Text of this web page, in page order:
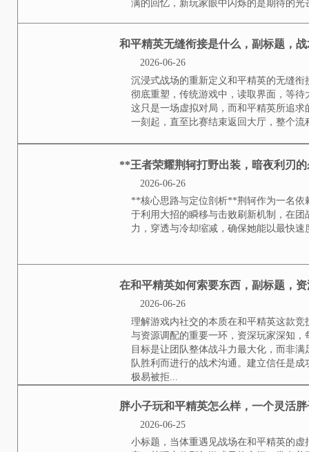
作为一名在和平精英战场驰骋多
纵向位移...
王者荣耀夏季返场皮
的珍藏记忆与新玩家
像是一场跨越时间的峡谷盛会，
回忆，新玩家眼中闪烁的是期待的
和平精英无缝衔接是
底重塑，传统游戏中，读取界面
**王者荣耀荆轲打野
**核心思路与定位剖析**荆轲作为
穿透与冷却缩减，确保她能以最